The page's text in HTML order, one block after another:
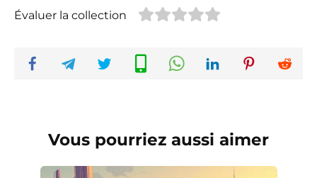
Évaluer la collection
Vous pourriez aussi aimer